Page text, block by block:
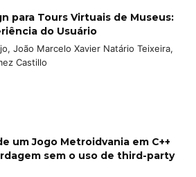
para Tours Virtuais de Museus:
do Usuário
João Marcelo Xavier Natário Teixeira,
Castillo
um Jogo Metroidvania em C++
sem o uso de third-party